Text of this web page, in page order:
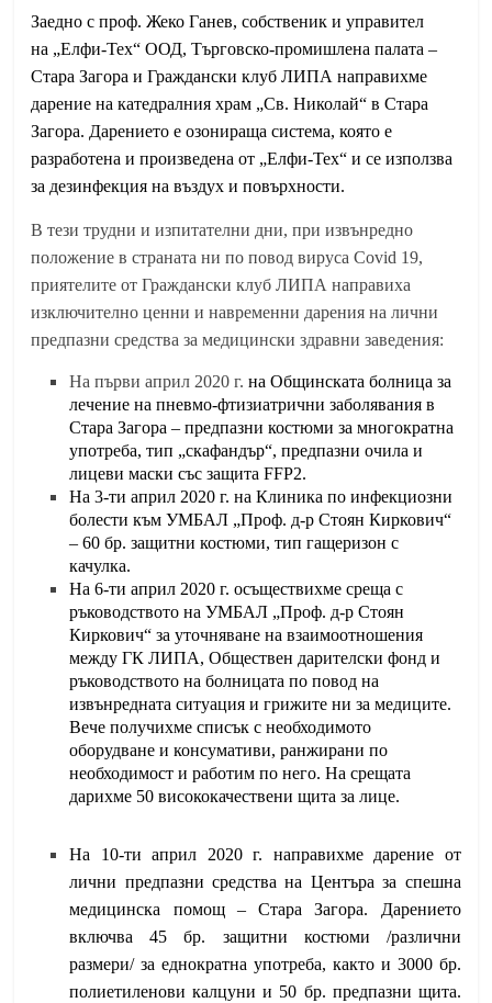
Заедно с проф. Жеко Ганев, собственик и управител
на „Елфи-Тех“ ООД, Търговско-промишлена палата –
Стара Загора и Граждански клуб ЛИПА направихме
дарение на катедралния храм „Св. Николай“ в Стара
Загора. Дарението е озонираща система, която е
разработена и произведена от „Елфи-Тех“ и се използва
за дезинфекция на въздух и повърхности.
В тези трудни и изпитателни дни, при извънредно
положение в страната ни по повод вирусаCovid 19,
приятелите от Граждански клуб ЛИПА направиха
изключително ценни и навременни дарения на лични
предпазни средства за медицински здравни заведения:
На първи април 2020 г.на Общинската болница за
лечение на пневмо-фтизиатрични заболявания в
Стара Загора – предпазни костюми за многократна
употреба, тип „скафандър“, предпазни очила и
лицеви маски със защита FFP2.
На 3-ти април 2020 г. на Клиника по инфекциозни
болести към УМБАЛ „Проф. д-р Стоян Киркович“
– 60 бр. защитни костюми, тип гащеризон с
качулка.
На 6-ти април 2020 г. осъществихме среща с
ръководството на УМБАЛ „Проф. д-р Стоян
Киркович“ за уточняване на взаимоотношения
между ГК ЛИПА, Обществен дарителски фонд и
ръководството на болницата по повод на
извънредната ситуация и грижите ни за медиците.
Вече получихме списък с необходимото
оборудване и консумативи, ранжирани по
необходимост и работим по него. На срещата
дарихме 50 висококачествени щита за лице.
На 10-ти април 2020 г. направихме дарение от
лични предпазни средства на Центъра за спешна
медицинска помощ – Стара Загора. Дарението
включва 45 бр. защитни костюми /различни
размери/ за еднократна употреба, както и 3000 бр.
полиетиленови калцуни и 50 бр. предпазни щита.